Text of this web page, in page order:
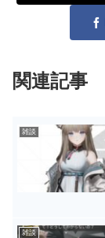
関連記事
雑談
雑談